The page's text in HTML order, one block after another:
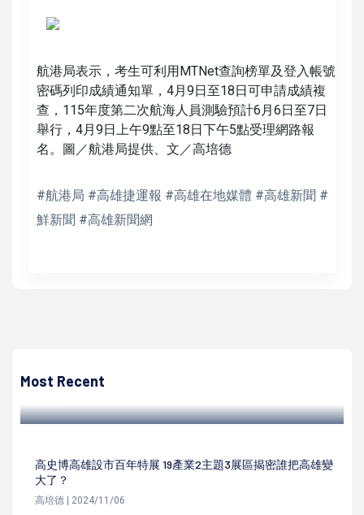
航港局表示，考生可利用MTNet查詢榜單及登入帳號
密碼列印成績通知單，4月9日至18日可申請成績複
查，115年度第二次航海人員測驗預計6月6日至7日
舉行，4月9日上午9點至18日下午5點受理網路報
名。圖／航港局提供、文／高培德
#航港局 #高雄捷運報 #高雄在地媒體 #高雄新聞 #
鮮新聞 #高雄新聞網
Most Recent
化差異、廉政知識
高史博高雄設市百年特展 19產業2主題3展區揭密誰把高雄變
大了？
高培德 | 2024/11/06